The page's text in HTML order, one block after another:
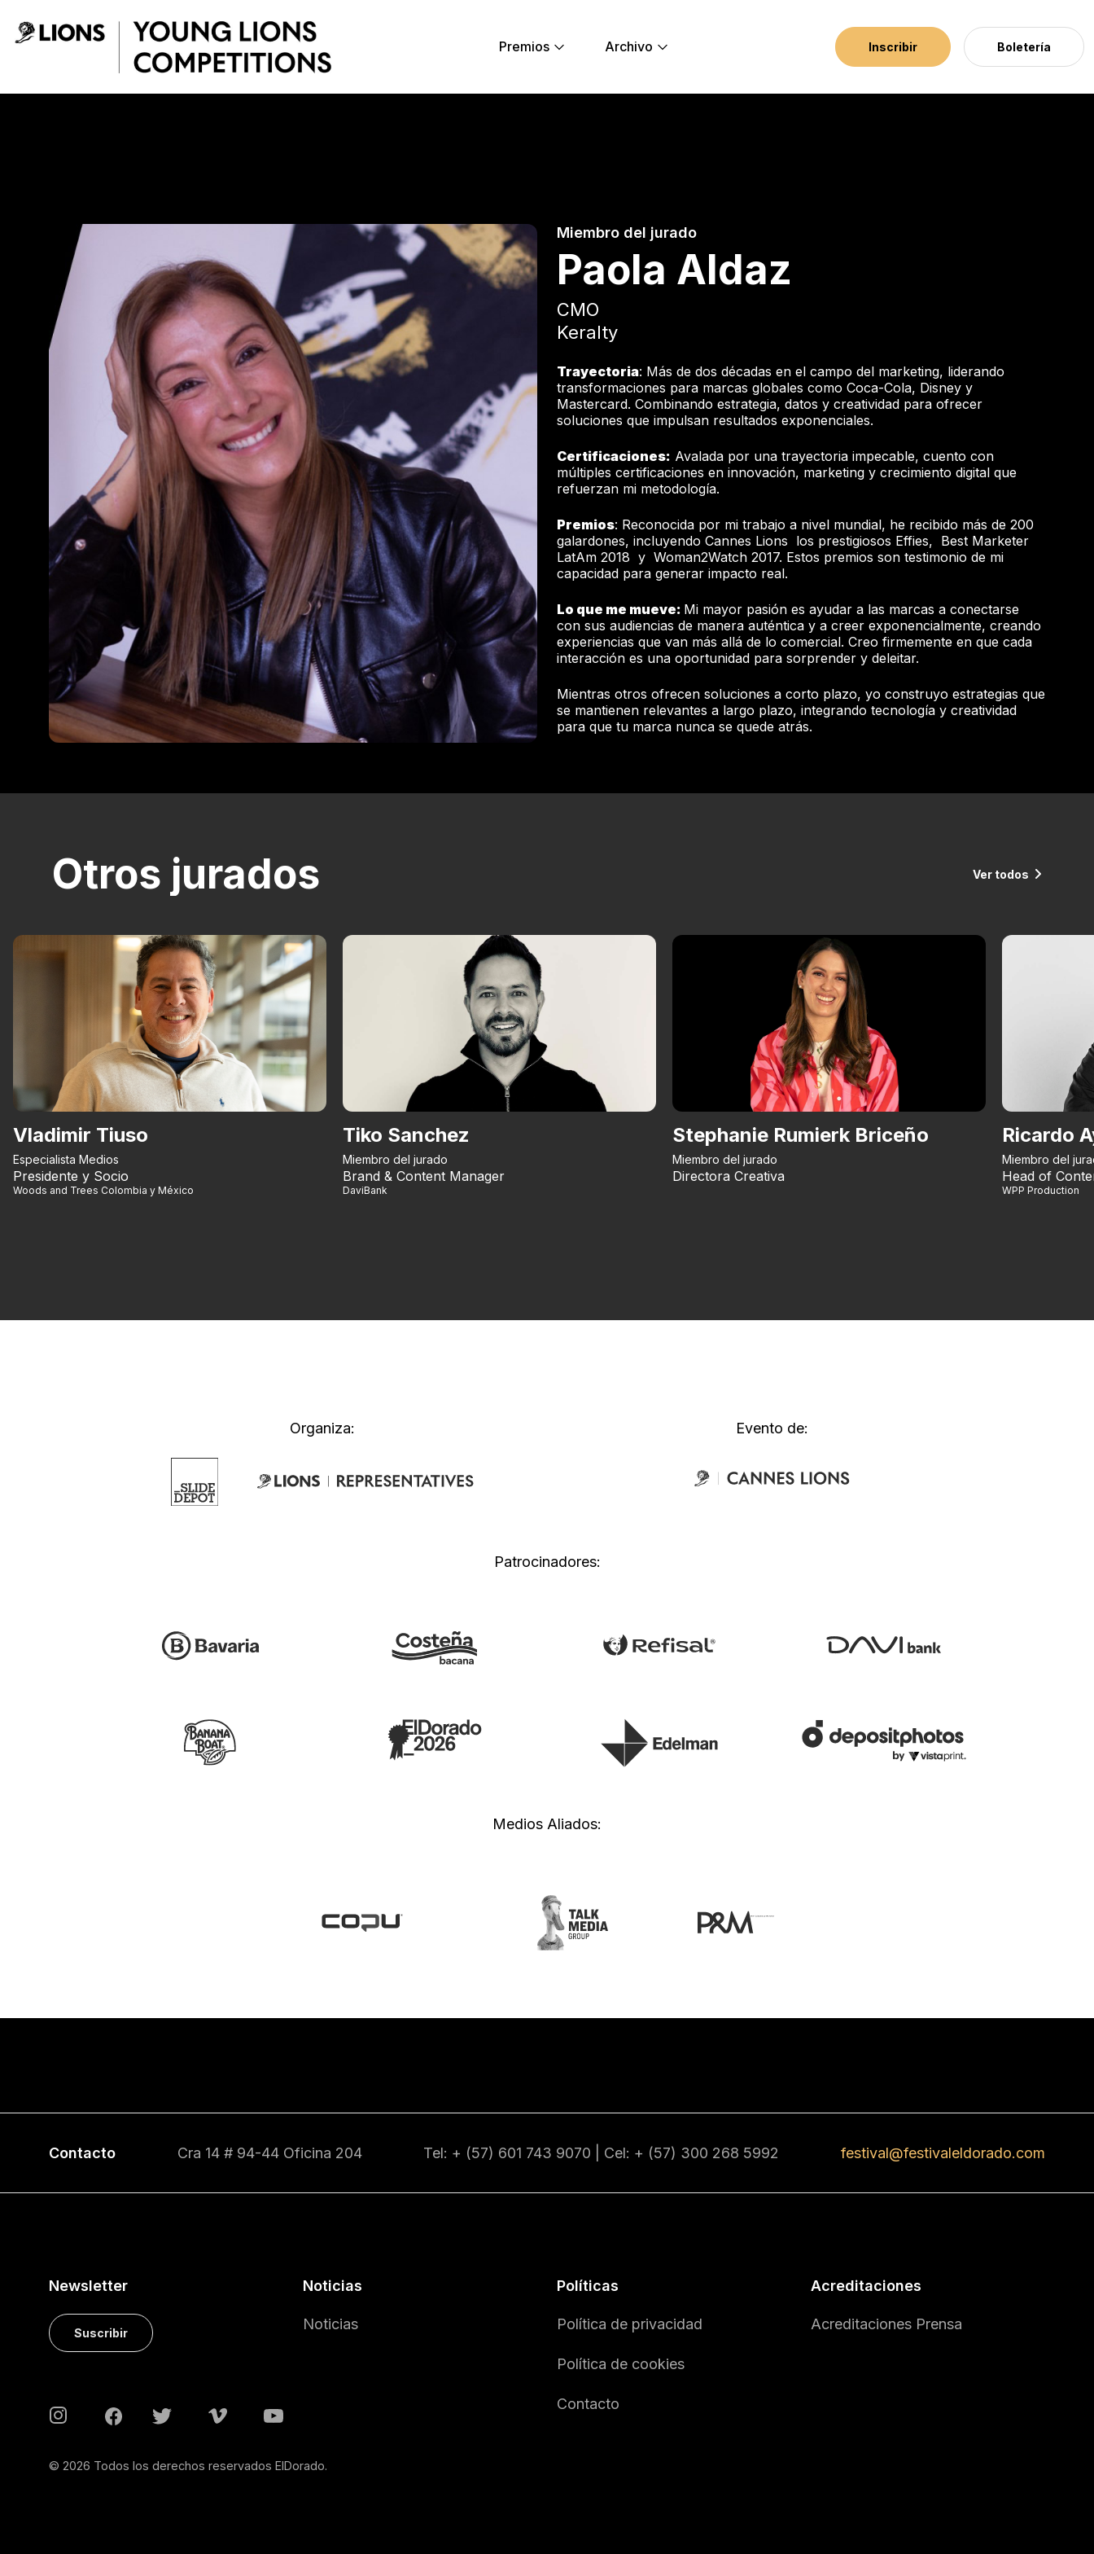
Premios
Archivo Inscribir Boletería
Miembro del jurado
Paola Aldaz
CMO
Keralty
Trayectoria: Más de dos décadas en el campo del marketing, liderando
transformaciones para marcas globales como Coca-Cola, Disney y
Mastercard. Combinando estrategia, datos y creatividad para ofrecer
soluciones que impulsan resultados exponenciales.
Certificaciones: Avalada por una trayectoria impecable, cuento con
múltiples certificaciones en innovación, marketing y crecimiento digital que
refuerzan mi metodología.
Premios: Reconocida por mi trabajo a nivel mundial, he recibido más de 200
galardones, incluyendo Cannes Lions los prestigiosos Effies, Best Marketer
LatAm 2018 y Woman2Watch 2017. Estos premios son testimonio de mi
capacidad para generar impacto real.
Lo que me mueve: Mi mayor pasión es ayudar a las marcas a conectarse
con sus audiencias de manera auténtica y a creer exponencialmente, creando
experiencias que van más allá de lo comercial. Creo firmemente en que cada
interacción es una oportunidad para sorprender y deleitar.
Mientras otros ofrecen soluciones a corto plazo, yo construyo estrategias que
se mantienen relevantes a largo plazo, integrando tecnología y creatividad
para que tu marca nunca se quede atrás.
Otros jurados Ver todos
Vladimir Tiuso
Especialista Medios
Presidente y Socio
Woods and Trees Colombia y México
Tiko Sanchez
Miembro del jurado
Brand & Content Manager
DaviBank
Stephanie Rumierk Briceño
Miembro del jurado
Directora Creativa
Ricardo
Miembro del
Head of
WPP Production
Organiza: Evento de:
Patrocinadores:
Medios Aliados:
Contacto Cra 14 # 94-44 Oficina 204 Tel: + (57) 601 743 9070 | Cel: + (57) 300 268 5992 festival@festivaleldorado.com
Newsletter
Suscribir
Noticias
Noticias
Políticas
Política de privacidad
Política de cookies
Contacto
Acreditaciones
Acreditaciones Prensa
© 2026 Todos los derechos reservados ElDorado.